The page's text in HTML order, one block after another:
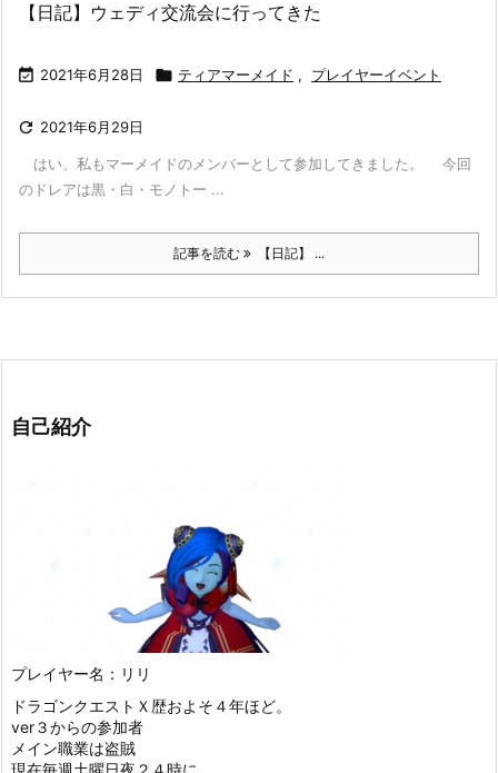
【日記】ウェディ交流会に行ってきた
 2021年6月28日  ティアマーメイド , プレイヤーイベント
 2021年6月29日
はい、私もマーメイドのメンバーとして参加してきました。 今回
のドレアは黒・白・モノトー ...
記事を読む 【日記】 ...
自己紹介
プレイヤー名：リリ
ドラゴンクエストＸ歴およそ４年ほど。
ver３からの参加者
メイン職業は盗賊